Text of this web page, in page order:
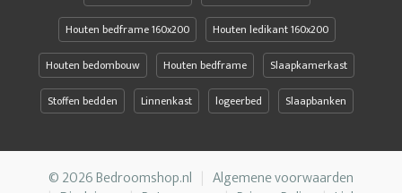
Houten bedframe 160x200
Houten ledikant 160x200
Houten bedombouw
Houten bedframe
Slaapkamerkast
Stoffen bedden
Linnenkast logeerbed Slaapbanken
© 2026 Bedroomshop.nl
Algemene voorwaarden